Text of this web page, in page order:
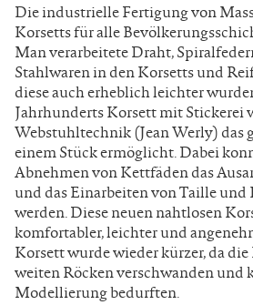
Die industrielle Fertigung von
Korsetts für alle
Man verarbeitete Draht,
Stahlwaren in den Korsetts und
diese auch erheblich leichter
Jahrhunderts Korsett mit Stickerei
Webstuhltechnik (Jean Werly) das
einem Stück ermöglicht. Dabei
Abnehmen von Kettfäden das
und das Einarbeiten von Taille
werden. Diese neuen nahtlosen
komfortabler, leichter und
Korsett wurde wieder kürzer, da
weiten Röcken verschwanden und
Modellierung bedurften.